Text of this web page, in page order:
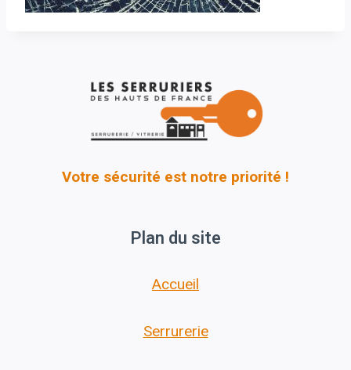
Votre sécurité est notre priorité !
Plan du site
Accueil
Serrurerie